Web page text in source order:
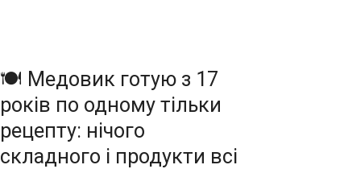
🍽️ Медовик готую з 17
років по одному тільки
рецепту: нічого
складного і продукти всі